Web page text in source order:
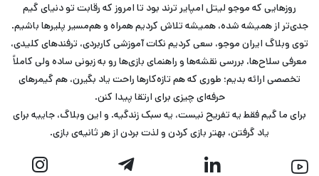
روزهایی که موجو لیتل امپایر ترند بود تا امروز که رقابت تو دنیای گیم
جدی‌تر از همیشه شده، همیشه تلاش کردیم همراه و هم‌مسیر پلیرها باشیم.
توی وبلاگ ایران موجو، سعی کردیم نکات آموزشی کاربردی، ترفندهای کلیدی،
معرفی سلاح‌ها، بررسی نقشه‌ها و راهنمای بازی‌ها رو به زبونی ساده ولی کاملاً
تخصصی ارائه بدیم؛ طوری که هم تازه‌کارها راحت یاد بگیرن، هم گیمرهای
حرفه‌ای چیزی برای ارتقا پیدا کنن.
برای ما گیم فقط یه تفریح نیست، یه سبک زندگیه. و این وبلاگ، جاییه برای
یاد گرفتن، بهتر بازی کردن و لذت بردن از هر ثانیه‌ی بازی.